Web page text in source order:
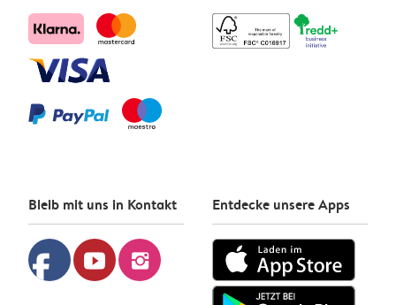
Bleib mit uns in Kontakt
facebook youtube instagram
Entdecke unsere Apps